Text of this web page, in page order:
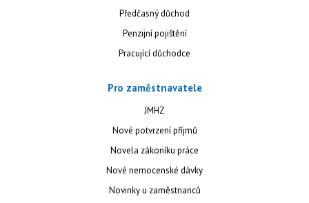
Předčasný důchod
Penzijní pojištění
Pracující důchodce
Pro zaměstnavatele
JMHZ
Nové potvrzení příjmů
Novela zákoníku práce
Nové nemocenské dávky
Novinky u zaměstnanců